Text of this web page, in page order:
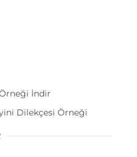
İndir
Dilekçesi Örneği